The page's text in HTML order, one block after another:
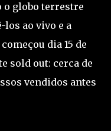
o globo terrestre
ao vivo e a
dia 15 de
sold out: cerca de
vendidos antes